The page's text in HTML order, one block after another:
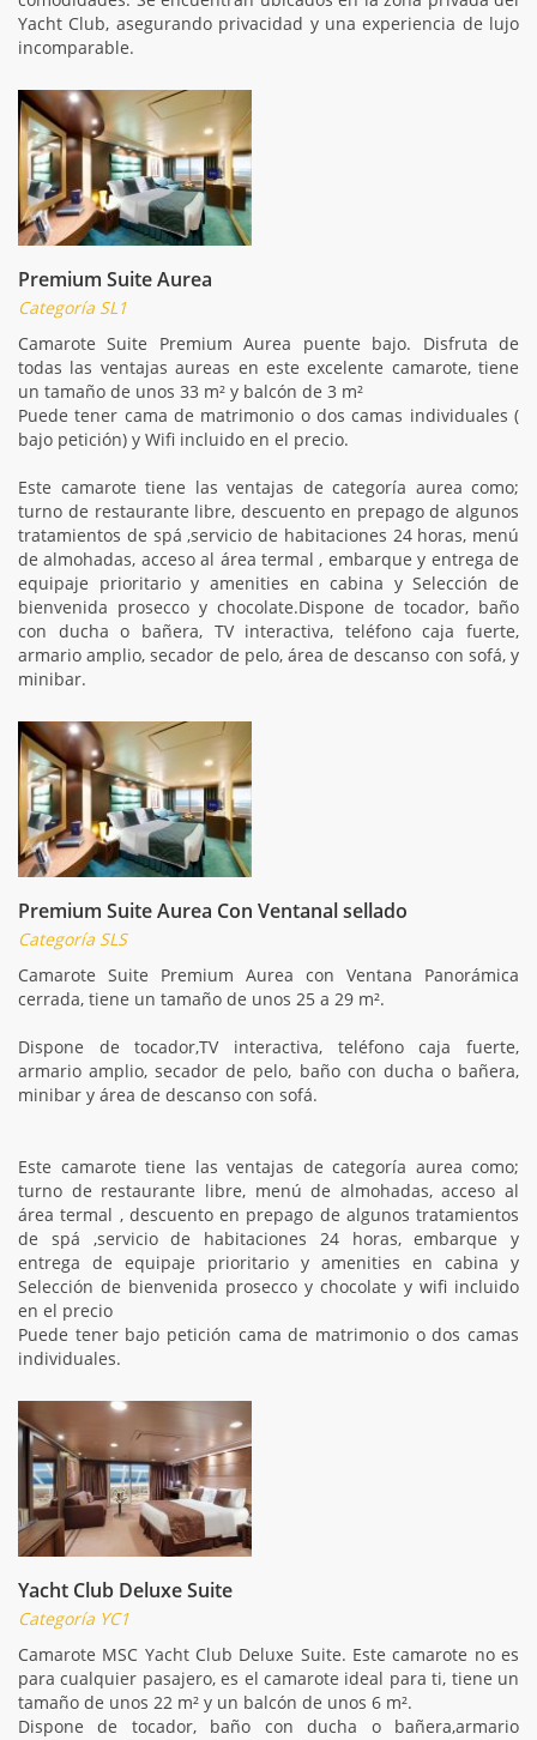
Yacht Club, asegurando privacidad y una experiencia de lujo
incomparable.
Premium Suite Aurea
Categoría SL1
Camarote Suite Premium Aurea puente bajo. Disfruta de
todas las ventajas aureas en este excelente camarote, tiene
un tamaño de unos 33 m² y balcón de 3 m²
Puede tener cama de matrimonio o dos camas individuales (
bajo petición) y Wifi incluido en el precio.
Este camarote tiene las ventajas de categoría aurea como;
turno de restaurante libre, descuento en prepago de algunos
tratamientos de spá ,servicio de habitaciones 24 horas, menú
de almohadas, acceso al área termal , embarque y entrega de
equipaje prioritario y amenities en cabina y Selección de
bienvenida prosecco y chocolate.Dispone de tocador, baño
con ducha o bañera, TV interactiva, teléfono caja fuerte,
armario amplio, secador de pelo, área de descanso con sofá, y
minibar.
Premium Suite Aurea Con Ventanal sellado
Categoría SLS
Camarote Suite Premium Aurea con Ventana Panorámica
cerrada, tiene un tamaño de unos 25 a 29 m².
Dispone de tocador,TV interactiva, teléfono caja fuerte,
armario amplio, secador de pelo, baño con ducha o bañera,
minibar y área de descanso con sofá.
Este camarote tiene las ventajas de categoría aurea como;
turno de restaurante libre, menú de almohadas, acceso al
área termal , descuento en prepago de algunos tratamientos
de spá ,servicio de habitaciones 24 horas, embarque y
entrega de equipaje prioritario y amenities en cabina y
Selección de bienvenida prosecco y chocolate y wifi incluido
en el precio
Puede tener bajo petición cama de matrimonio o dos camas
individuales.
Yacht Club Deluxe Suite
Categoría YC1
Camarote MSC Yacht Club Deluxe Suite. Este camarote no es
para cualquier pasajero, es el camarote ideal para ti, tiene un
tamaño de unos 22 m² y un balcón de unos 6 m².
Dispone de tocador, baño con ducha o bañera,armario